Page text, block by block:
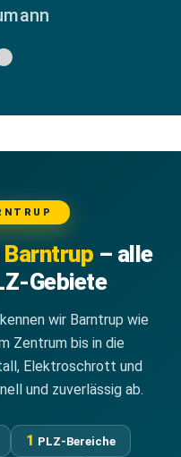
Barntrup – alle
Gebiete
wir Barntrup wie
Zentrum bis in die
Elektroschrott und
und zuverlässig ab.
1 PLZ-Bereiche